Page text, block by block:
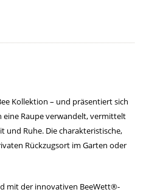
Kollektion – und präsentiert sich
Raupe verwandelt, vermittelt
und Ruhe. Die charakteristische,
Rückzugsort im Garten oder
mit der innovativen BeeWett®-